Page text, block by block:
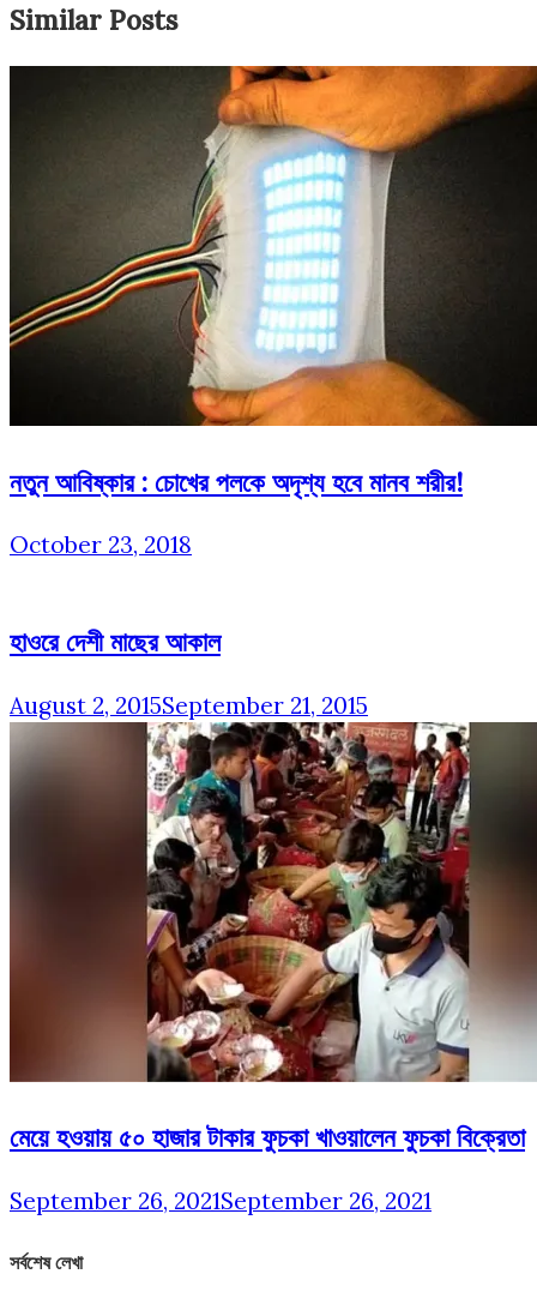
Similar Posts
নতুন আবিষ্কার : চোখের পলকে অদৃশ্য হবে মানব শরীর!
October 23, 2018
হাওরে দেশী মাছের আকাল
August 2, 2015September 21, 2015
মেয়ে হওয়ায় ৫০ হাজার টাকার ফুচকা খাওয়ালেন ফুচকা বিক্রেতা
September 26, 2021September 26, 2021
সর্বশেষ লেখা